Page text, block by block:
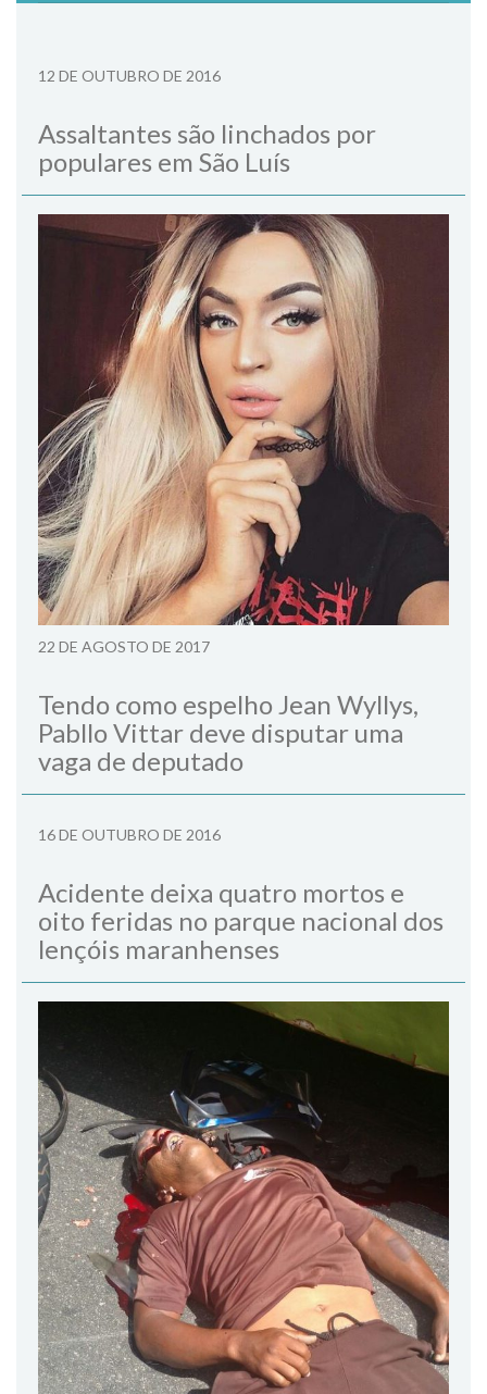
12 DE OUTUBRO DE 2016
Assaltantes são linchados por
populares em São Luís
22 DE AGOSTO DE 2017
Tendo como espelho Jean Wyllys,
Pabllo Vittar deve disputar uma
vaga de deputado
16 DE OUTUBRO DE 2016
Acidente deixa quatro mortos e
oito feridas no parque nacional dos
lençóis maranhenses